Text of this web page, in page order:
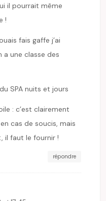
il pourrait même
!
fais gaffe j’ai
a une classe des
SPA nuits et jours
: c’est clairement
cas de soucis, mais
il faut le fournir !
répondre